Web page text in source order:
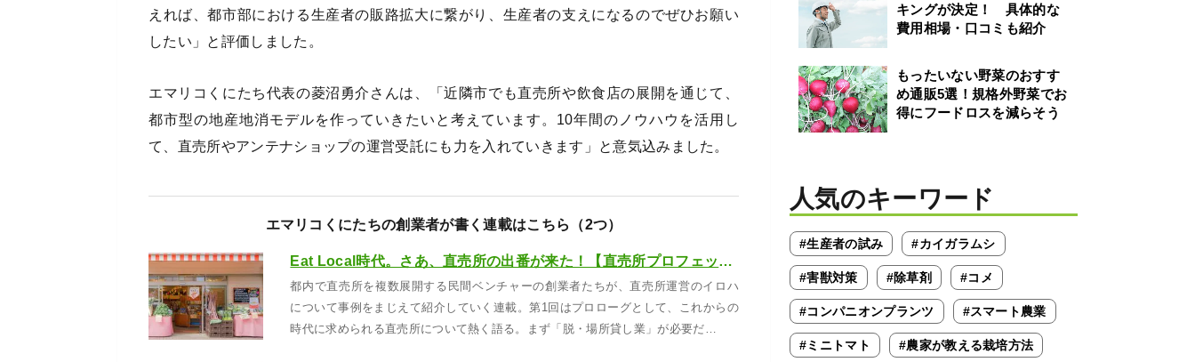
えれば、都市部における生産者の販路拡大に繋がり、生産者の支えになるのでぜひお願い
したい」と評価しました。
エマリコくにたち代表の菱沼勇介さんは、「近隣市でも直売所や飲食店の展開を通じて、
都市型の地産地消モデルを作っていきたいと考えています。10年間のノウハウを活用し
て、直売所やアンテナショップの運営受託にも力を入れていきます」と意気込みました。
エマリコくにたちの創業者が書く連載はこちら（2つ）
Eat Local時代。さあ、直売所の出番が来た！【直売所プロフェッショナル#01】
都内で直売所を複数展開する民間ベンチャーの創業者たちが、直売所運営のイロハ
について事例をまじえて紹介していく連載。第1回はプロローグとして、これからの
時代に求められる直売所について熱く語る。まず「脱・場所貸し業」が必要だ…
キングが決定！ 具体的な
費用相場・口コミも紹介
もったいない野菜のおすす
め通販5選！規格外野菜でお
得にフードロスを減らそう
人気のキーワード
#生産者の試み #カイガラムシ
#害獣対策 #除草剤 #コメ
#コンパニオンプランツ #スマート農業
#ミニトマト #農家が教える栽培方法